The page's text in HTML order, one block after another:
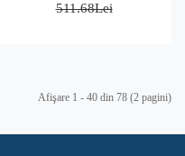
511.68Lei
Afişare 1 - 40 din 78 (2 pagini)